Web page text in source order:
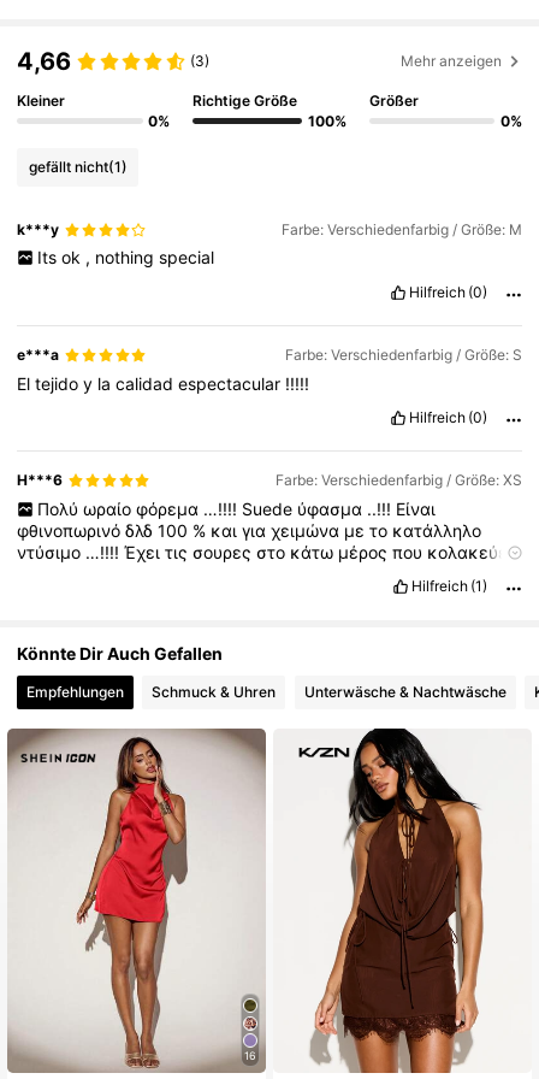
4.3M Follower
4,83 4.3M Follower
4,66 (3) Mehr anzeigen
Kleiner
0%
Richtige Größe
100%
Größer
0%
gefällt nicht(1)
k***y Farbe: Verschiedenfarbig / Größe: M
Its ok , nothing special
Hilfreich (0)
e***a Farbe: Verschiedenfarbig / Größe: S
Eltejidoy lacalidadespectacular !!!!!
Hilfreich (0)
H***6 Farbe: Verschiedenfarbig / Größe: XS
Πολύ ωραίο φόρεμα …!!!! Suede ύφασμα ..!!! Είναι
φθινοπωρινόδλδ100 % καιγιαχειμώνα μετο κατάλληλο
ντύσιμο …!!!!Έχειτιςσουρεςστο κάτω μέροςπου κολακεύει
Hilfreich (1)
Könnte Dir Auch Gefallen
Empfehlungen Schmuck & Uhren Unterwäsche & Nachtwäsche
16